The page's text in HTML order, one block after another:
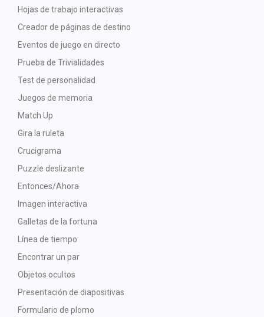
Hojas de trabajo interactivas
Creador de páginas de destino
Eventos de juego en directo
Prueba de Trivialidades
Test de personalidad
Juegos de memoria
Match Up
Gira la ruleta
Crucigrama
Puzzle deslizante
Entonces/Ahora
Imagen interactiva
Galletas de la fortuna
Línea de tiempo
Encontrar un par
Objetos ocultos
Presentación de diapositivas
Formulario de plomo